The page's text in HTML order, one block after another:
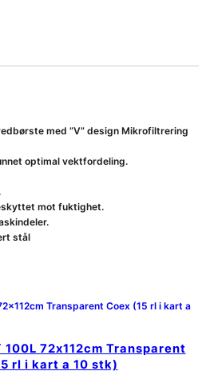
med ”V” design Mikrofiltrering
optimal vektfordeling.
mot fuktighet.
stål
72x112cm Transparent
rl i kart a 10 stk)